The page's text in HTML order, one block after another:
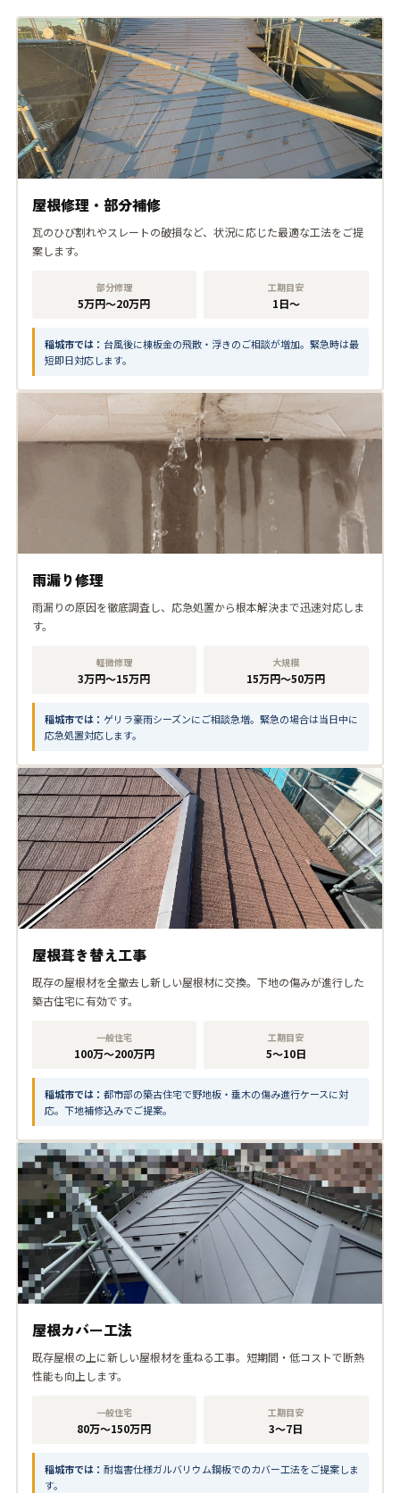
屋根修理・部分補修
瓦のひび割れやスレートの破損など、状況に応じた最適な工法をご提
案します。
部分修理
5万円〜20万円
工期目安
1日〜
稲城市では： 台風後に棟板金の飛散・浮きのご相談が増加。緊急時は最
短即日対応します。
雨漏り修理
雨漏りの原因を徹底調査し、応急処置から根本解決まで迅速対応しま
す。
軽微修理
3万円〜15万円
大規模
15万円〜50万円
稲城市では： ゲリラ豪雨シーズンにご相談急増。緊急の場合は当日中に
応急処置対応します。
屋根葺き替え工事
既存の屋根材を全撤去し新しい屋根材に交換。下地の傷みが進行した
築古住宅に有効です。
一般住宅
100万〜200万円
工期目安
5〜10日
稲城市では： 都市部の築古住宅で野地板・垂木の傷み進行ケースに対
応。下地補修込みでご提案。
屋根カバー工法
既存屋根の上に新しい屋根材を重ねる工事。短期間・低コストで断熱
性能も向上します。
一般住宅
80万〜150万円
工期目安
3〜7日
稲城市では： 耐塩害仕様ガルバリウム鋼板でのカバー工法をご提案しま
す。